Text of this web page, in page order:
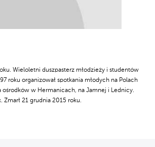
Wieloletni duszpasterz młodzieży i studentów
roku organizował spotkania młodych na Polach
ośrodków w Hermanicach, na Jamnej i Lednicy.
Zmarł 21 grudnia 2015 roku.